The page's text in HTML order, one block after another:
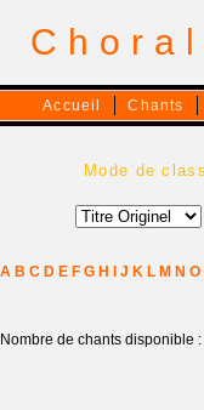
Accueil Chants
Mode de
A B C D E F G H J K L M N O
Nombre de chants disponible